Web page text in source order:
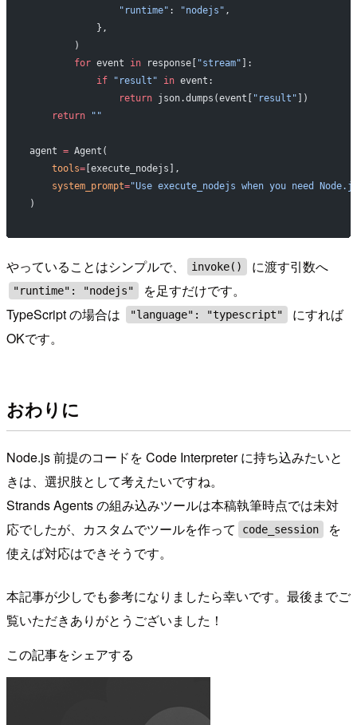
                "runtime"
: "nodejs" ,
            },
        )
        for
event in response[ "stream" ]:
            if
"result" in event:
                return
json.dumps(event[ "result" ])
    return
""
agent = Agent(
    tools
=[execute_nodejs],
    system_prompt
="Use execute_nodejs when you need
)
やっていることはシンプルで、 invoke() に渡す引数へ
"runtime": "nodejs"
を足すだけです。
TypeScript の場合は
"language": "typescript"
にすれば
OKです。
おわりに
Node.js 前提のコードを Code Interpreter に持ち込みたいと
きは、選択肢として考えたいですね。
Strands Agents の組み込みツールは本稿執筆時点では未対
応でしたが、カスタムでツールを作って
code_session
を
使えば対応はできそうです。
本記事が少しでも参考になりましたら幸いです。最後までご
覧いただきありがとうございました！
この記事をシェアする